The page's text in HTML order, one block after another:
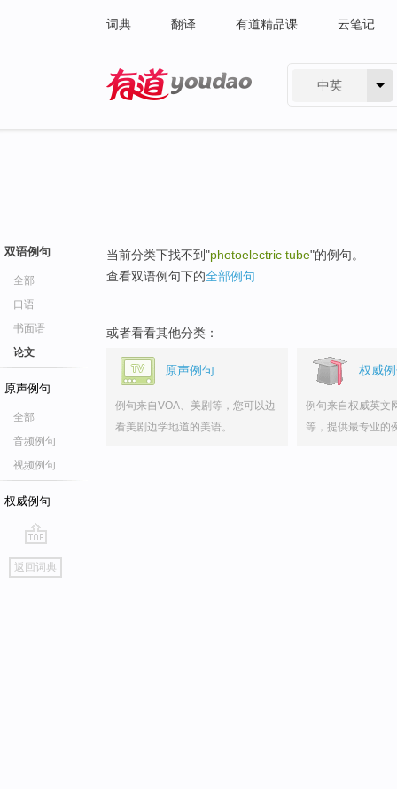
词典 翻译 有道精品课 云笔记
中英
双语例句
全部
口语
书面语
论文
原声例句
全部
音频例句
视频例句
权威例句
go
top
返回词典
当前分类下找不到"photoelectric tube"的例句。
查看双语例句下的全部例句
或者看看其他分类：
原声例句
例句来自VOA、美剧等，您可以边
看美剧边学地道的美语。
权威
例句来自权威英文
等，提供最专业的